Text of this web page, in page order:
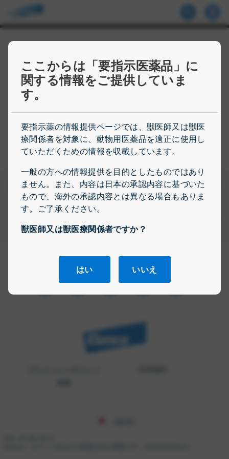
ここからは「要指示医薬品」に
関する情報をご提供していま
す。
要指示薬の情報提供ページでは、獣医師又は獣医
療関係者を対象に、動物用医薬品を適正に使用し
ていただくための情報を収載しています。
一般の方への情報提供を目的としたものではあり
ません。また、内容は日本の承認内容に基づいた
もので、海外の承認内容とは異なる場合もありま
す。ご了承ください。
獣医師又は獣医療関係者ですか？
はい いいえ
エランコについて
な暮らしを目指すエランコについて学びましょう
エランコについて読む
製品情報
エランコについて
エランコとつながる